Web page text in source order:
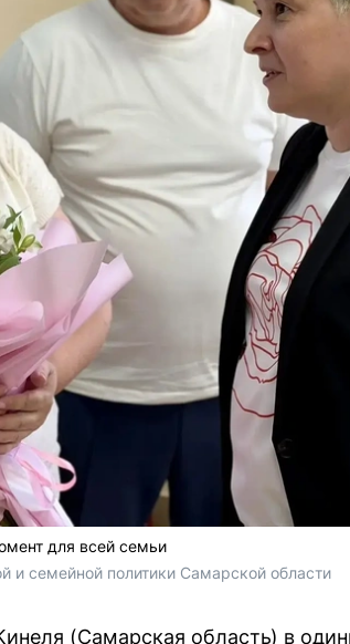
для всей семьи
и семейной политики Самарской области
(Самарская область) в